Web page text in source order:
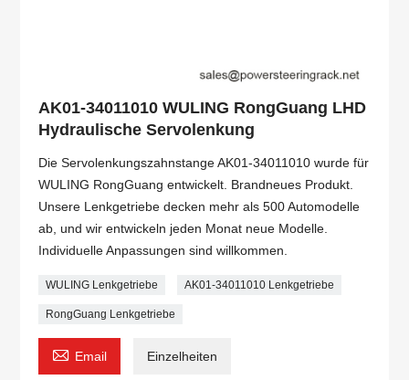
AK01-34011010 WULING RongGuang LHD
Hydraulische Servolenkung
Die Servolenkungszahnstange AK01-34011010 wurde für
WULING RongGuang entwickelt. Brandneues Produkt.
Unsere Lenkgetriebe decken mehr als 500 Automodelle
ab, und wir entwickeln jeden Monat neue Modelle.
Individuelle Anpassungen sind willkommen.
WULING Lenkgetriebe AK01-34011010 Lenkgetriebe
RongGuang Lenkgetriebe
 Email Einzelheiten